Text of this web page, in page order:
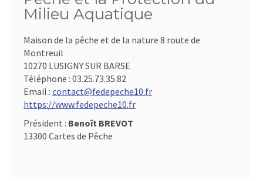
Milieu Aquatique
Maison de la pêche et de la nature 8 route de
Montreuil
10270 LUSIGNY SUR BARSE
Téléphone : 03.25.73.35.82
Email : contact@fedepeche10.fr
https://www.fedepeche10.fr
Président : Benoît BREVOT
13300 Cartes de Pêche